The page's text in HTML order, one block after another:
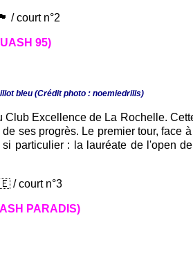
/ court n°2
95)
bleu (Crédit photo : noemiedrills)
Excellence de La Rochelle.
ses progrès. Le premier tour, face
particulier : la lauréate de l'open
/ court n°3
PARADIS)